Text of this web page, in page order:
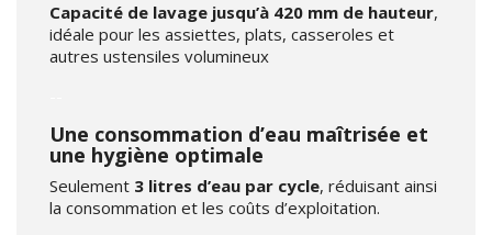
Capacité de lavage jusqu’à 420 mm de hauteur,
idéale pour les assiettes, plats, casseroles et
autres ustensiles volumineux
Une consommation d’eau maîtrisée et
une hygiène optimale
Seulement 3 litres d’eau par cycle, réduisant ainsi
la consommation et les coûts d’exploitation.